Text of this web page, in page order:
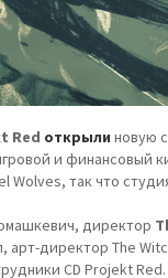
Red открыли новую
и финансовый
так что
директор
арт-директор The
CD Projekt Red.